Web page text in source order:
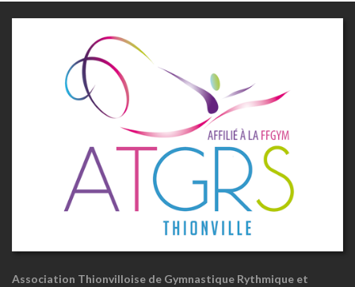
Association Thionvilloise de Gymnastique Rythmique et